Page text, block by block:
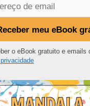
meu eBook
o eBook gratuito e emails